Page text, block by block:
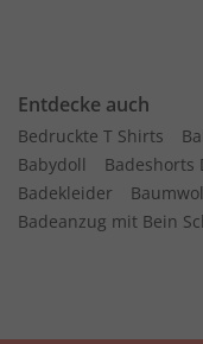
Entdecke auch
Bedruckte T Shirts
Babydoll
Badeshorts
Badekleider
Badeanzug mit Bein